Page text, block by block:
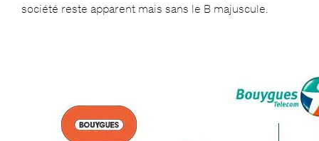
société reste apparent mais sans le B majuscule.